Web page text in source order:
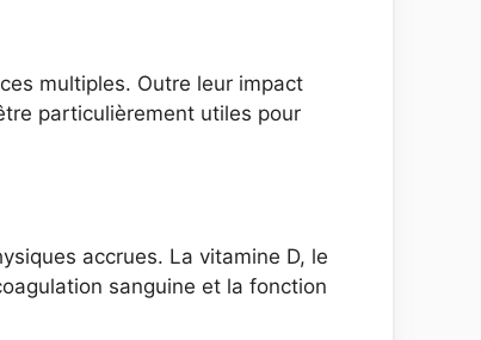
multiples. Outre leur impact
particulièrement utiles pour
accrues. La vitamine D, le
sanguine et la fonction